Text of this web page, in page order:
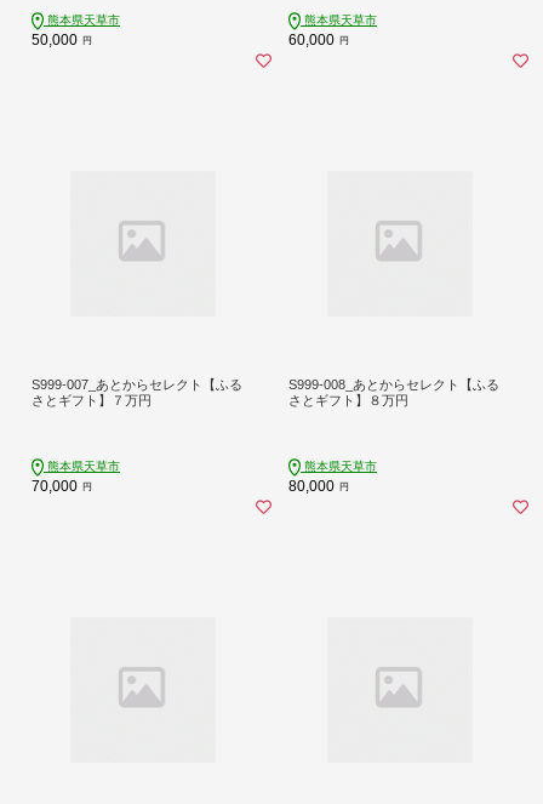
熊本県天草市
50,000 円
熊本県天草市
60,000 円
S999-007_あとからセレクト【ふる
さとギフト】７万円
熊本県天草市
70,000 円
S999-008_あとからセレクト【ふる
さとギフト】８万円
熊本県天草市
80,000 円